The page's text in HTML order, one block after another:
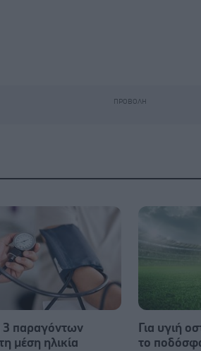
παραγόντων
μέση ηλικία
Για υγιή
το